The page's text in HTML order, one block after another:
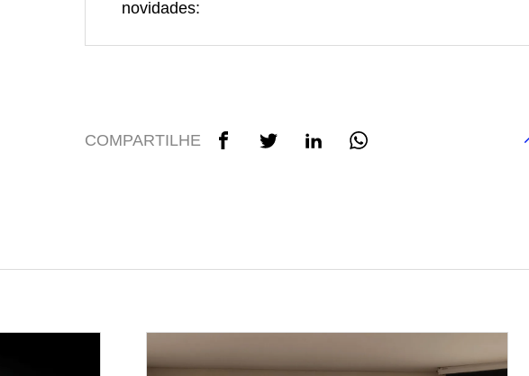
novidades:
COMPARTILHE